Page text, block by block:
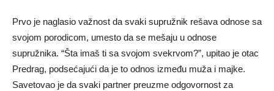
Prvo je naglasio važnost da svaki supružnik rešava odnose sa
svojom porodicom, umesto da se mešaju u odnose
supružnika. “Šta imaš ti sa svojom svekrvom?”, upitao je otac
Predrag, podsećajući da je to odnos između muža i majke.
Savetovao je da svaki partner preuzme odgovornost za